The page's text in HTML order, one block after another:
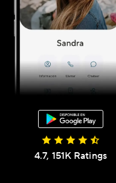
4.7, 151K Ratings